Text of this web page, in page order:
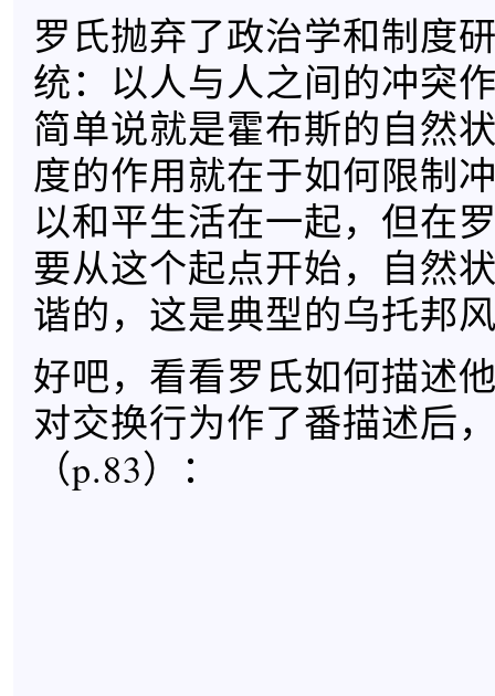
罗氏抛弃了政治学和制度
统：以人与人之间的冲突
简单说就是霍布斯的自然
度的作用就在于如何限制
以和平生活在一起，但在
要从这个起点开始，自然
谐的，这是典型的乌托邦
好吧，看看罗氏如何描述
对交换行为作了番描述后
（p.83）：